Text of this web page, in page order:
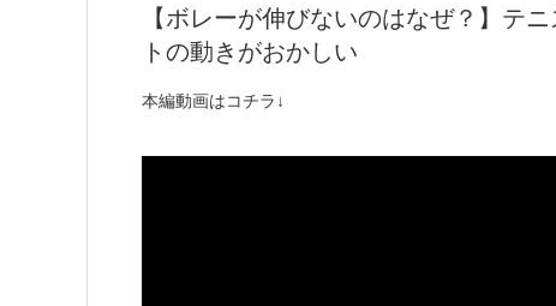
【ボレーが伸びないのはなぜ？】テ
トの動きがおかしい
本編動画はコチラ↓